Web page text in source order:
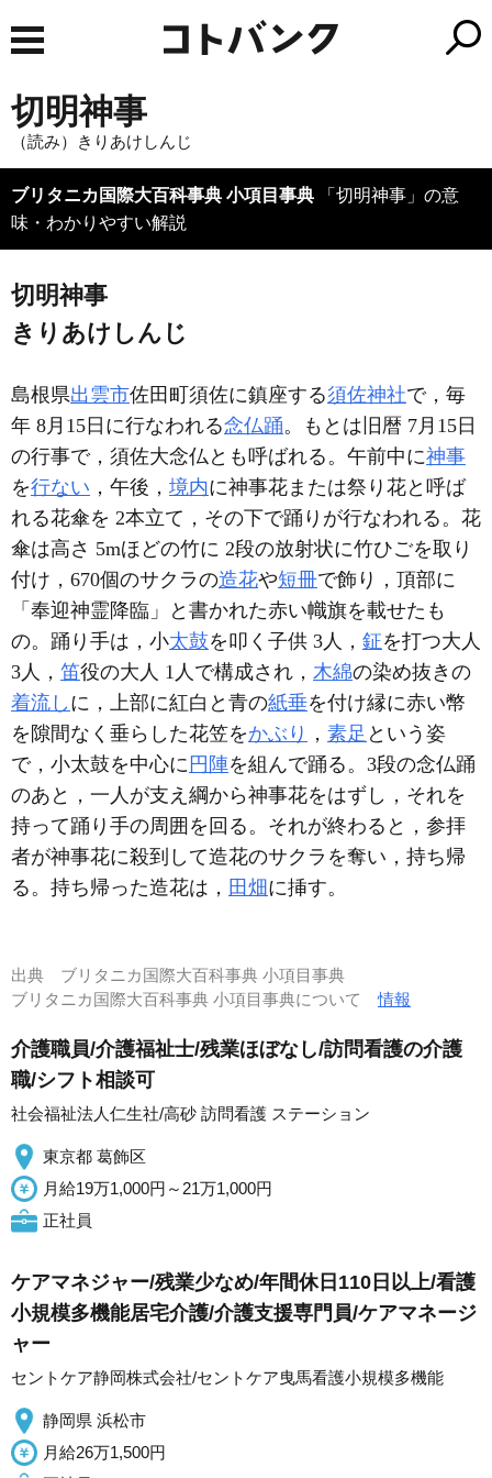
切明神事
（読み）きりあけしんじ
ブリタニカ国際大百科事典 小項目事典 「切明神事」の意
味・わかりやすい解説
切明神事
きりあけしんじ
島根県出雲市佐田町須佐に鎮座する須佐神社で，毎
年 8月15日に行なわれる念仏踊。もとは旧暦 7月15日
の行事で，須佐大念仏とも呼ばれる。午前中に神事
を行ない ，午後， 境内に神事花または祭り花と呼ば
れる花傘を 2本立て，その下で踊りが行なわれる。花
傘は高さ 5mほどの竹に 2段の放射状に竹ひごを取り
付け，670個のサクラの造花や短冊で飾り，頂部に
「奉迎神霊降臨」と書かれた赤い幟旗を載せたも
の。踊り手は，小太鼓を叩く子供 3人， 鉦を打つ大人
3人， 笛役の大人 1人で構成され， 木綿の染め抜きの
着流し に，上部に紅白と青の紙垂を付け縁に赤い幣
を隙間なく垂らした花笠をかぶり ， 素足 という姿
で，小太鼓を中心に 円陣を組んで踊る。3段の念仏踊
のあと，一人が支え綱から神事花をはずし，それを
持って踊り手の周囲を回る。それが終わると，参拝
者が神事花に殺到して造花のサクラを奪い，持ち帰
る。持ち帰った造花は， 田畑 に挿す。
出典 ブリタニカ国際大百科事典 小項目事典
ブリタニカ国際大百科事典 小項目事典について情報
介護職員/介護福祉士/残業ほぼなし/訪問看護の介護
職/シフト相談可
社会福祉法人仁生社/高砂 訪問看護 ステーション
東京都 葛飾区
月給19万1,000円～21万1,000円
正社員
ケアマネジャー/残業少なめ/年間休日110日以上/看護
小規模多機能居宅介護/介護支援専門員/ケアマネージ
ャー
セントケア静岡株式会社/セントケア曳馬看護小規模多機能
静岡県 浜松市
月給26万1,500円